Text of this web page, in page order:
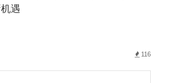
遇
116